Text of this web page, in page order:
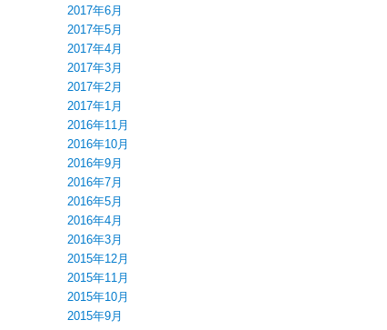
2017年6月
2017年5月
2017年4月
2017年3月
2017年2月
2017年1月
2016年11月
2016年10月
2016年9月
2016年7月
2016年5月
2016年4月
2016年3月
2015年12月
2015年11月
2015年10月
2015年9月